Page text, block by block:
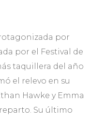
por
por el Festival de
taquillera del año
el relevo en su
Hawke y Emma
Su último